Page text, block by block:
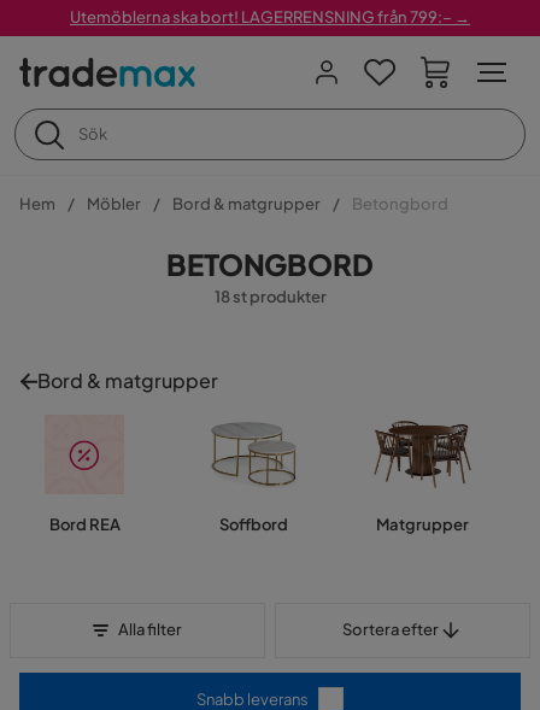
Utemöblerna ska bort! LAGERRENSNING från 799:– →
Hem Möbler Bord & matgrupper Betongbord
BETONGBORD
18 st produkter
Bord & matgrupper
Bord REA Soffbord Matgrupper
Alla filter Sortera efter
Snabb leverans